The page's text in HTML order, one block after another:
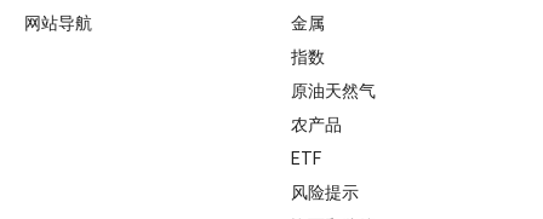
网站导航
金属
指数
原油天然气
农产品
ETF
风险提示